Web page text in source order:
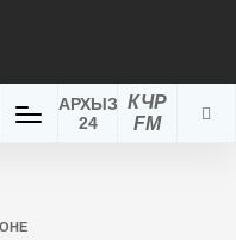
КЧР
FM
АРХЫЗ
24